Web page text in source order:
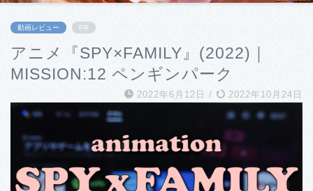
動画レビュー PR
アニメ『SPY×FAMILY』(2022)｜
MISSION:12 ペンギンパーク
2022年6月12日 / 2022年10月24日